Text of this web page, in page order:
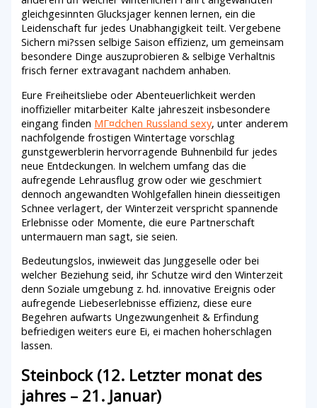
gleichgesinnten Glucksjager kennen lernen, ein die
Leidenschaft fur jedes Unabhangigkeit teilt. Vergebene
Sichern mi?ssen selbige Saison effizienz, um gemeinsam
besondere Dinge auszuprobieren & selbige Verhaltnis
frisch ferner extravagant nachdem anhaben.
Eure Freiheitsliebe oder Abenteuerlichkeit werden
inoffizieller mitarbeiter Kalte jahreszeit insbesondere
eingang finden MГ¤dchen Russland sexy, unter anderem
nachfolgende frostigen Wintertage vorschlag
gunstgewerblerin hervorragende Buhnenbild fur jedes
neue Entdeckungen. In welchem umfang das die
aufregende Lehrausflug grow oder wie geschmiert
dennoch angewandten Wohlgefallen hinein diesseitigen
Schnee verlagert, der Winterzeit verspricht spannende
Erlebnisse oder Momente, die eure Partnerschaft
untermauern man sagt, sie seien.
Bedeutungslos, inwieweit das Junggeselle oder bei
welcher Beziehung seid, ihr Schutze wird den Winterzeit
denn Soziale umgebung z. hd. innovative Ereignis oder
aufregende Liebeserlebnisse effizienz, diese eure
Begehren aufwarts Ungezwungenheit & Erfindung
befriedigen weiters eure Ei, ei machen hoherschlagen
lassen.
Steinbock (12. Letzter monat des
jahres – 21. Januar)